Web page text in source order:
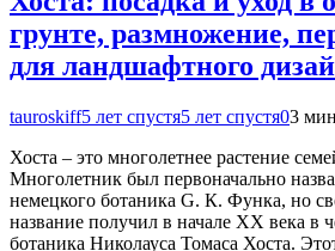
грунте, размножение,
для ландшафтного
tauroskiff5 лет спустя5 лет спустя03
Хоста – это многолетнее растение
Многолетник был первоначально
немецкого ботаника G. К. Функа, но
название получил в начале XX века в
ботаника Николауса Томаса Хоста.